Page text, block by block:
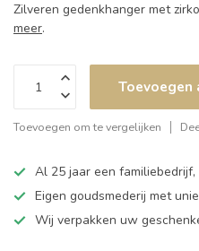
Zilveren gedenkhanger met
meer.
Toevoegen
Toevoegen om te vergelijken
Al 25 jaar een
Eigen goudsmederij met
Wij verpakken uw